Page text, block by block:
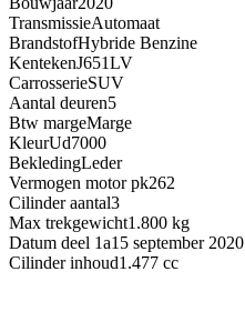
TransmissieAutomaat
BrandstofHybride Benzine
KentekenJ651LV
CarrosserieSUV
Aantal deuren5
Btw margeMarge
KleurUd7000
BekledingLeder
Vermogen motor pk262
Cilinder aantal3
Max trekgewicht1.800 kg
Datum deel 1a15 september 2020
Cilinder inhoud1.477 cc